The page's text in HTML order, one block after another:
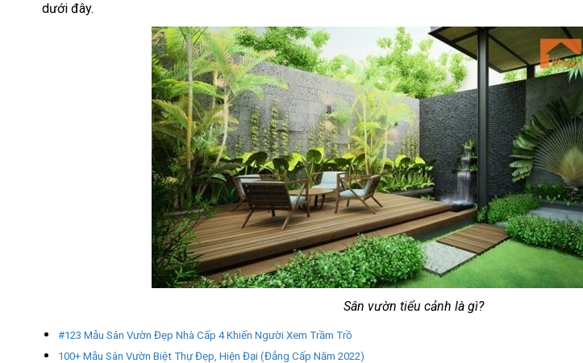
dưới đây.
Sân vườn tiểu cảnh là gì?
#123 Mẫu Sân Vườn Đẹp Nhà Cấp 4 Khiến Người Xem Trầm Trồ
100+ Mẫu Sân Vườn Biệt Thự Đẹp, Hiện Đại (Đẳng Cấp Năm 2022)